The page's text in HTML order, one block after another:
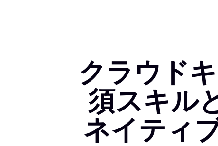
クラウド
須スキル
ネイティ